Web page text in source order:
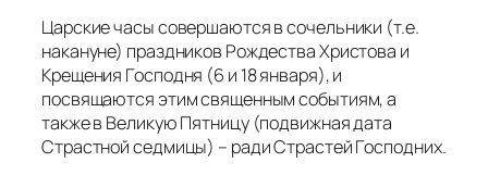
Царские часы совершаются в сочельники (т.е.
накануне) праздников Рождества Христова и
Крещения Господня (6 и 18 января), и
посвящаются этим священным событиям, а
также в Великую Пятницу (подвижная дата
Страстной седмицы) – ради Страстей Господних.